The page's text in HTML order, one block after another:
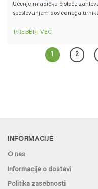
Učenje mladička čistoče
spoštovanjem doslednega
PREBERI VEČ
1 2
INFORMACIJE
O nas
Informacije o dostavi
Politika zasebnosti